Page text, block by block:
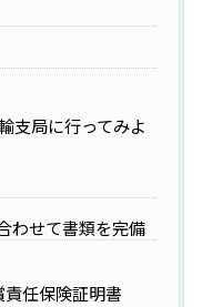
支局に行ってみよ
わせて書類を完備
任保険証明書